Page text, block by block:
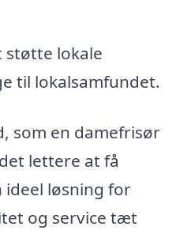
støtte lokale
til lokalsamfundet.
som en damefrisør
lettere at få
løsning for
og service tæt